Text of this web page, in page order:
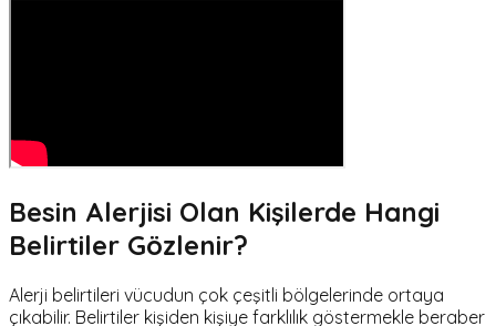
Besin Alerjisi Olan Kişilerde Hangi
Belirtiler Gözlenir?
Alerji belirtileri vücudun çok çeşitli bölgelerinde ortaya
çıkabilir. Belirtiler kişiden kişiye farklılık göstermekle beraber